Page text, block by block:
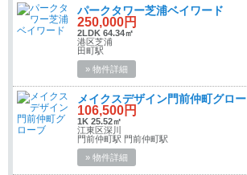
パークタワー芝浦ベイワード
250,000円
2LDK 64.34㎡
港区芝浦
田町駅
» 物件詳細
メイクスデザイン門前仲町グロ
106,500円
1K 25.52㎡
江東区深川
門前仲町駅 門前仲町駅
» 物件詳細